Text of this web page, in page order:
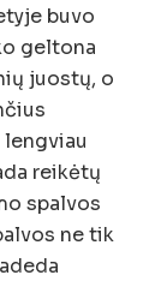
buvo
geltona
juostų, o
reikėtų
spalvos
ne tik